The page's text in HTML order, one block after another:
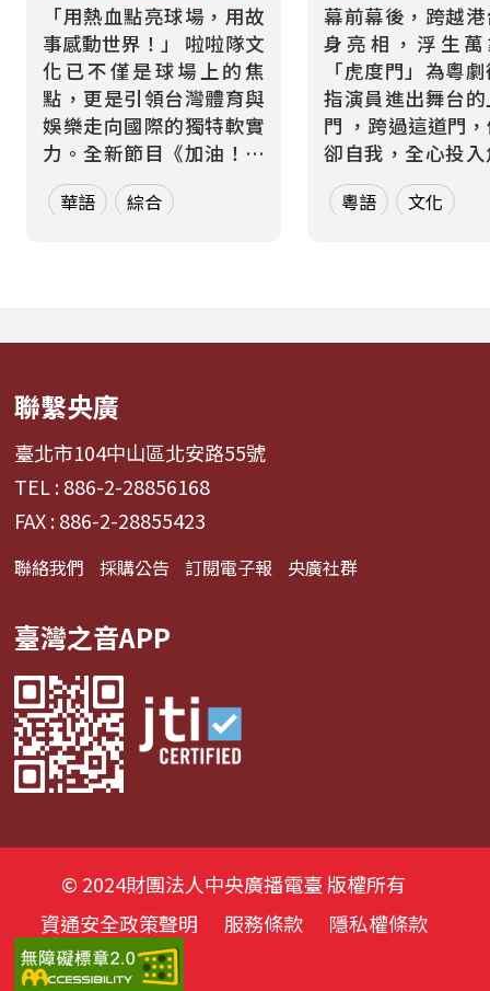
「用熱血點亮球場，用故
事感動世界！」 啦啦隊文
化已不僅是球場上的焦
點，更是引領台灣體育與
娛樂走向國際的獨特軟實
力。全新節目《加油！熱
血應援站》，由香港藝人
張啟樂與影視運動產業專
隊產業的面貌，從耀眼的
華語 綜合
幕前幕後，跨越
身亮相，浮生
「虎度門」為粵
指演員進出舞台
門 ，跨過這道門
卻自我，全心投
而在現實生活中
也都在跨越那道
週二帶領聽眾進行
粵語 文化
聯繫央廣
臺北市104中山區北安路55號
TEL : 886-2-28856168
FAX : 886-2-28855423
聯絡我們 採購公告 訂閱電子報 央廣社群
臺灣之音APP
© 2024財團法人中央廣播電臺 版權所有
資通安全政策聲明
服務條款 隱私權條款